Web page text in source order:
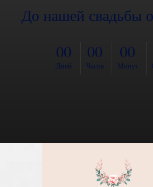
До нашей свадьбы
00
Дней
00
Часов
00
Минут